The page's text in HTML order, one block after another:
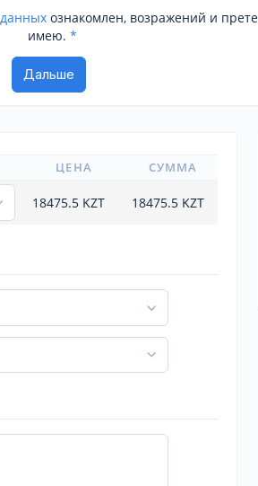
ознакомлен, возражений и
имею. *
ЦЕНА СУММА
18475.5 KZT 18475.5KZT